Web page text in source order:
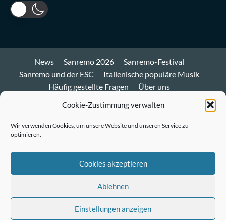
Cookie-Zustimmung verwalten
Wir verwenden Cookies, um unsere Website und unseren Service zu
optimieren.
Cookies akzeptieren
Ablehnen
Einstellungen anzeigen
News Sanremo 2026
Sanremo-Festival
Sanremo und der ESC
Italienische populäre Musik
Häufig gestellte Fragen
Über uns
Mastodon
Twitter
LinkedIn